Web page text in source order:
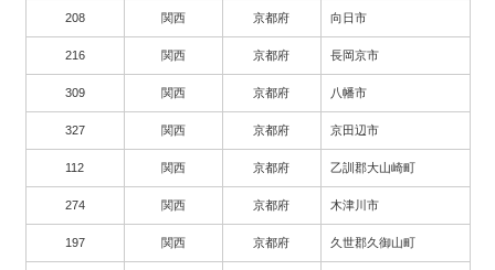
208 関西 京都府 向日市
216 関西 京都府 長岡京市
309 関西 京都府 八幡市
327 関西 京都府 京田辺市
112 関西 京都府 乙訓郡大山崎町
274 関西 京都府 木津川市
197 関西 京都府 久世郡久御山町